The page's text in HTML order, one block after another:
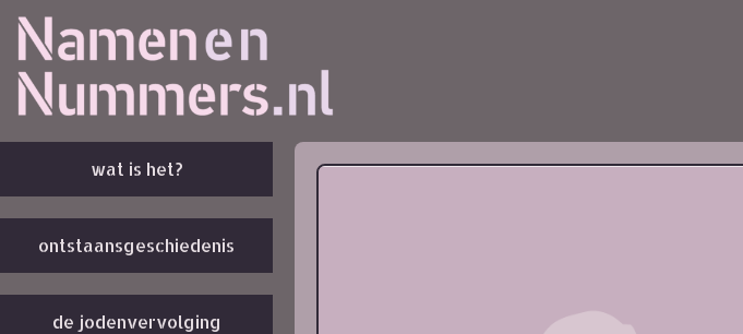
wat is het?
ontstaansgeschiedenis
de jodenvervolging